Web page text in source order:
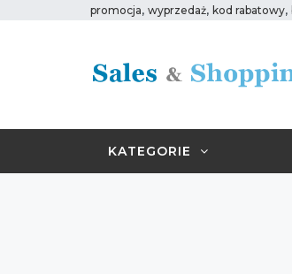
promocja, wyprzedaż, kod rabatowy,
KATEGORIE